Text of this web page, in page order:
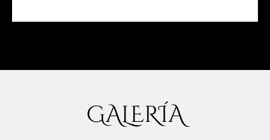
GALERÍA